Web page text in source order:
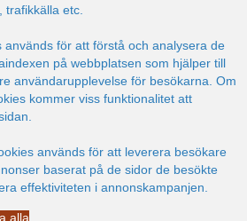
trafikkälla etc.
används för att förstå och analysera de
på webbplatsen som hjälper till
användarupplevelse för besökarna. Om
kommer viss funktionalitet att
används för att leverera besökare
baserat på de sidor de besökte
effektiviteten i annonskampanjen.
alla